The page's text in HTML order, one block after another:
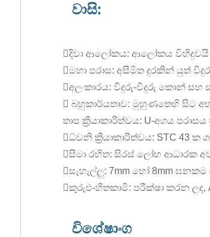
වාසි:
දිවා ආලෝකය: ආලෝකය
මහා පරාස: අසීමිත දුරකින් යුත්
අලංකාරය: වීදුරු-වීදුරු කොන් සහ
 බහුකාර්යතාව: මුහුණතෙහි සිට
තාප ක්‍රියාකාරිත්වය: U-අගය
ධ්වනි ක්‍රියාකාරිත්වය: STC 43
සීමා රහිත: සිරස් ලෝහ ආධාරක
සැහැල්ලු: 7mm හෝ 8mm
කුරුළු-හිතකාමී: පරීක්ෂා කරන ලද,
විශේෂාංග